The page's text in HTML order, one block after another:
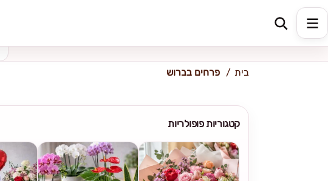
כתובת למשלוח
בית פרחים בברוש
קטגוריות פופולריות